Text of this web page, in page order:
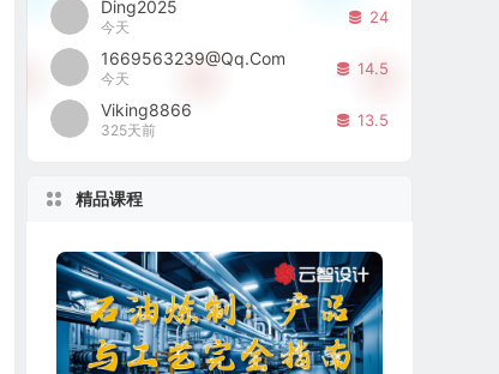
Ding2025
今天
24
1669563239@qq.com
今天
14.5
Viking8866
325天前
13.5
精品课程